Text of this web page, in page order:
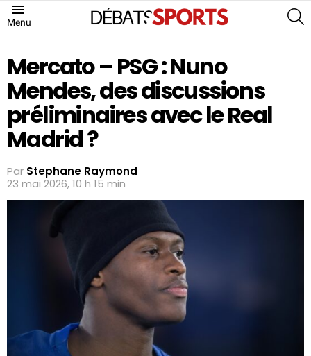
Menu
Mercato – PSG : Nuno
Mendes, des discussions
préliminaires avec le Real
Madrid ?
Par Stephane Raymond
23 mai 2026, 10 h 15 min